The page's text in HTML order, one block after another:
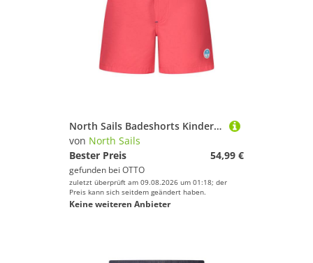
North Sails Badeshorts Kinder Badeshorts Rot: Komfort & Stil mit Elastischem Bund
von North Sails
Bester Preis
54,99 €
gefunden bei OTTO
zuletzt überprüft am 09.08.2026 um 01:18; der
Preis kann sich seitdem geändert haben.
Keine weiteren Anbieter